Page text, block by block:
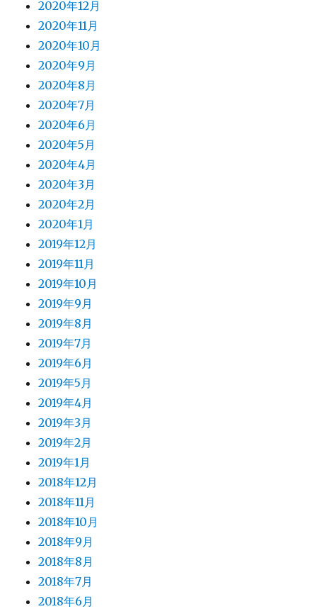
2020年12月
2020年11月
2020年10月
2020年9月
2020年8月
2020年7月
2020年6月
2020年5月
2020年4月
2020年3月
2020年2月
2020年1月
2019年12月
2019年11月
2019年10月
2019年9月
2019年8月
2019年7月
2019年6月
2019年5月
2019年4月
2019年3月
2019年2月
2019年1月
2018年12月
2018年11月
2018年10月
2018年9月
2018年8月
2018年7月
2018年6月